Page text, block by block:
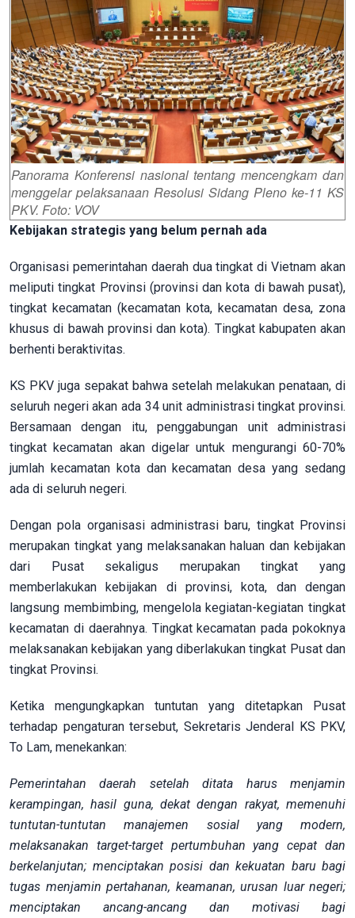
Panorama Konferensi nasional tentang mencengkam dan
menggelar pelaksanaan Resolusi Sidang Pleno ke-11 KS
PKV. Foto: VOV
Kebijakan strategis yang belum pernah ada
Organisasi pemerintahan daerah dua tingkat di Vietnam akan
meliputi tingkat Provinsi (provinsi dan kota di bawah pusat),
tingkat kecamatan (kecamatan kota, kecamatan desa, zona
khusus di bawah provinsi dan kota). Tingkat kabupaten akan
berhenti beraktivitas.
KS PKV juga sepakat bahwa setelah melakukan penataan, di
seluruh negeri akan ada 34 unit administrasi tingkat provinsi.
Bersamaan dengan itu, penggabungan unit administrasi
tingkat kecamatan akan digelar untuk mengurangi 60-70%
jumlah kecamatan kota dan kecamatan desa yang sedang
ada di seluruh negeri.
Dengan pola organisasi administrasi baru, tingkat Provinsi
merupakan tingkat yang melaksanakan haluan dan kebijakan
dari Pusat sekaligus merupakan tingkat yang
memberlakukan kebijakan di provinsi, kota, dan dengan
langsung membimbing, mengelola kegiatan-kegiatan tingkat
kecamatan di daerahnya. Tingkat kecamatan pada pokoknya
melaksanakan kebijakan yang diberlakukan tingkat Pusat dan
tingkat Provinsi.
Ketika mengungkapkan tuntutan yang ditetapkan Pusat
terhadap pengaturan tersebut, Sekretaris Jenderal KS PKV,
To Lam, menekankan:
Pemerintahan daerah setelah ditata harus menjamin
kerampingan, hasil guna, dekat dengan rakyat, memenuhi
tuntutan-tuntutan manajemen sosial yang modern,
melaksanakan target-target pertumbuhan yang cepat dan
berkelanjutan; menciptakan posisi dan kekuatan baru bagi
tugas menjamin pertahanan, keamanan, urusan luar negeri;
menciptakan ancang-ancang dan motivasi bagi